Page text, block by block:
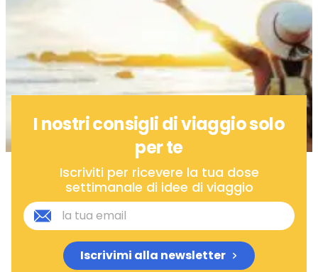
I nostri consigli di viaggio solo
per te
Iscriviti per ricevere la tua dose
settimanale di idee di viaggio
Iscrivimi alla newsletter